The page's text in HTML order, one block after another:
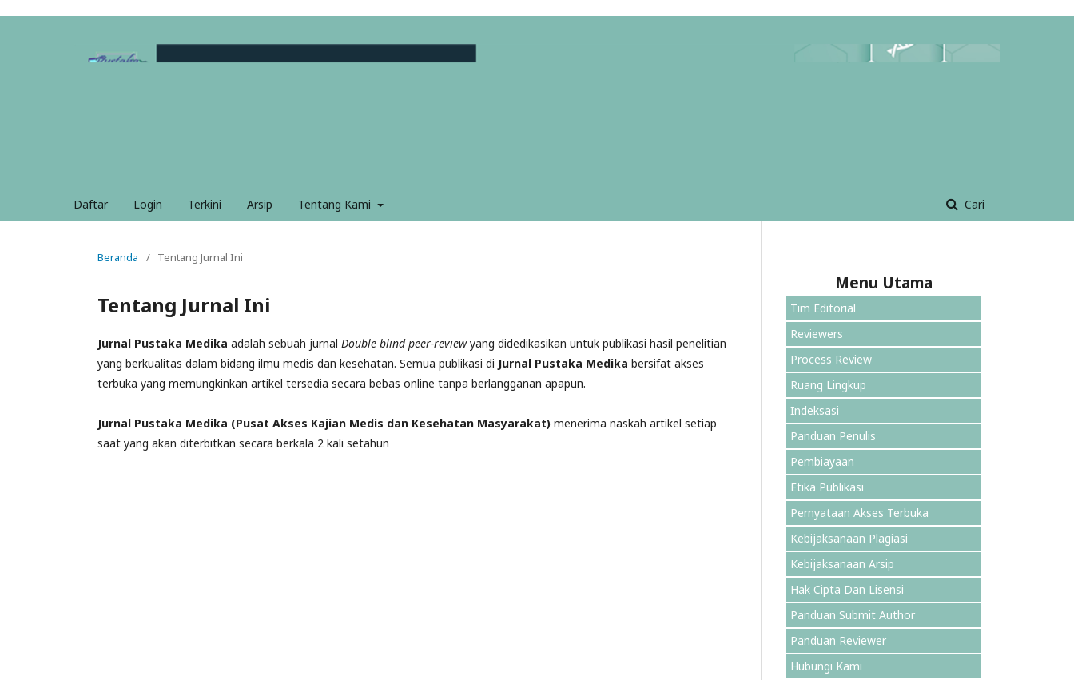
Daftar Login Terkini Arsip Tentang Kami Cari
Beranda / Tentang Jurnal Ini
Tentang Jurnal Ini
Jurnal Pustaka Medika adalah sebuah jurnal Double blind peer-review yang didedikasikan untuk publikasi hasil penelitian
yang berkualitas dalam bidang ilmu medis dan kesehatan. Semua publikasi di Jurnal Pustaka Medika bersifat akses
terbuka yang memungkinkan artikel tersedia secara bebas online tanpa berlangganan apapun.
Jurnal Pustaka Medika (Pusat Akses Kajian Medis dan Kesehatan Masyarakat) menerima naskah artikel setiap
saat yang akan diterbitkan secara berkala 2 kali setahun
Menu Utama
Tim Editorial
Reviewers
Process Review
Ruang Lingkup
Indeksasi
Panduan Penulis
Pembiayaan
Etika Publikasi
Pernyataan Akses Terbuka
Kebijaksanaan Plagiasi
Kebijaksanaan Arsip
Hak Cipta Dan Lisensi
Panduan Submit Author
Panduan Reviewer
Hubungi Kami